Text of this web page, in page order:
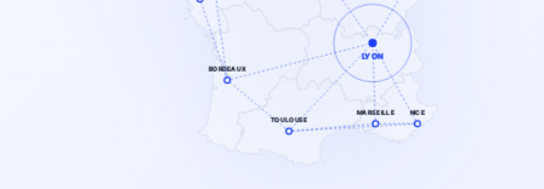
BORDEAUX
TOULOUSE
MARSEILLE NICE
LYON